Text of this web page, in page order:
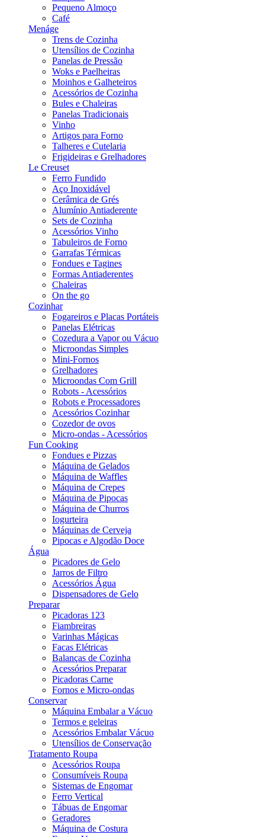
Pequeno Almoço
Café
Menáge
Trens de Cozinha
Utensílios de Cozinha
Panelas de Pressão
Woks e Paelheiras
Moinhos e Galheteiros
Acessórios de Cozinha
Bules e Chaleiras
Panelas Tradicionais
Vinho
Artigos para Forno
Talheres e Cutelaria
Frigideiras e Grelhadores
Le Creuset
Ferro Fundido
Aço Inoxidável
Cerâmica de Grés
Alumínio Antiaderente
Sets de Cozinha
Acessórios Vinho
Tabuleiros de Forno
Garrafas Térmicas
Fondues e Tagines
Formas Antiaderentes
Chaleiras
On the go
Cozinhar
Fogareiros e Placas Portáteis
Panelas Elétricas
Cozedura a Vapor ou Vácuo
Microondas Simples
Mini-Fornos
Grelhadores
Microondas Com Grill
Robots - Acessórios
Robots e Processadores
Acessórios Cozinhar
Cozedor de ovos
Micro-ondas - Acessórios
Fun Cooking
Fondues e Pizzas
Máquina de Gelados
Máquina de Waffles
Máquina de Crepes
Máquina de Pipocas
Máquina de Churros
Iogurteira
Máquinas de Cerveja
Pipocas e Algodão Doce
Água
Picadores de Gelo
Jarros de Filtro
Acessórios Água
Dispensadores de Gelo
Preparar
Picadoras 123
Fiambreiras
Varinhas Mágicas
Facas Elétricas
Balanças de Cozinha
Acessórios Preparar
Picadoras Carne
Fornos e Micro-ondas
Conservar
Máquina Embalar a Vácuo
Termos e geleiras
Acessórios Embalar Vácuo
Utensílios de Conservação
Tratamento Roupa
Acessórios Roupa
Consumíveis Roupa
Sistemas de Engomar
Ferro Vertical
Tábuas de Engomar
Geradores
Máquina de Costura